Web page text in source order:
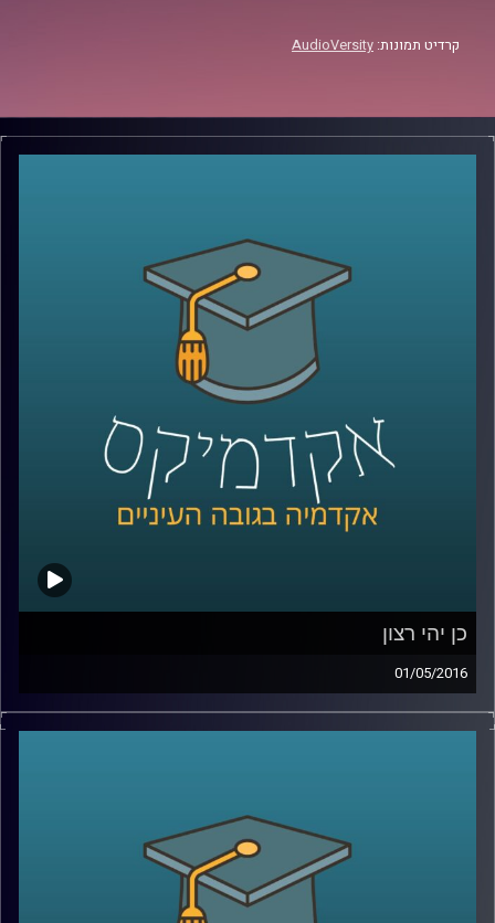
קרדיט תמונות: AudioVersity
כן יהי רצון
01/05/2016
דוקטור דניאל לוי, פסיכולוג קוגנטיבי, חוקר
שנתחיל להכיר בסתירות הקוגנטיביות שבתוכנו,
ויש לא מעט. סוגיית הרצון החופשי וסוגיית
הענישה הן דוגמאות הממחישות סתירות
אלה. היו הוגנים והשיבו תשובות עומק על שתי